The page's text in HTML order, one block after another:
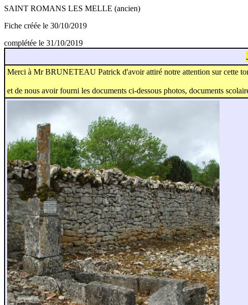
SAINT ROMANS LES MELLE (ancien)
Fiche créée le 30/10/2019
complétée le 31/10/2019
Merci à Mr BRUNETEAU Patrick d'avoir attiré notre attention sur cette
et de nous avoir fourni les documents ci-dessous photos, documents